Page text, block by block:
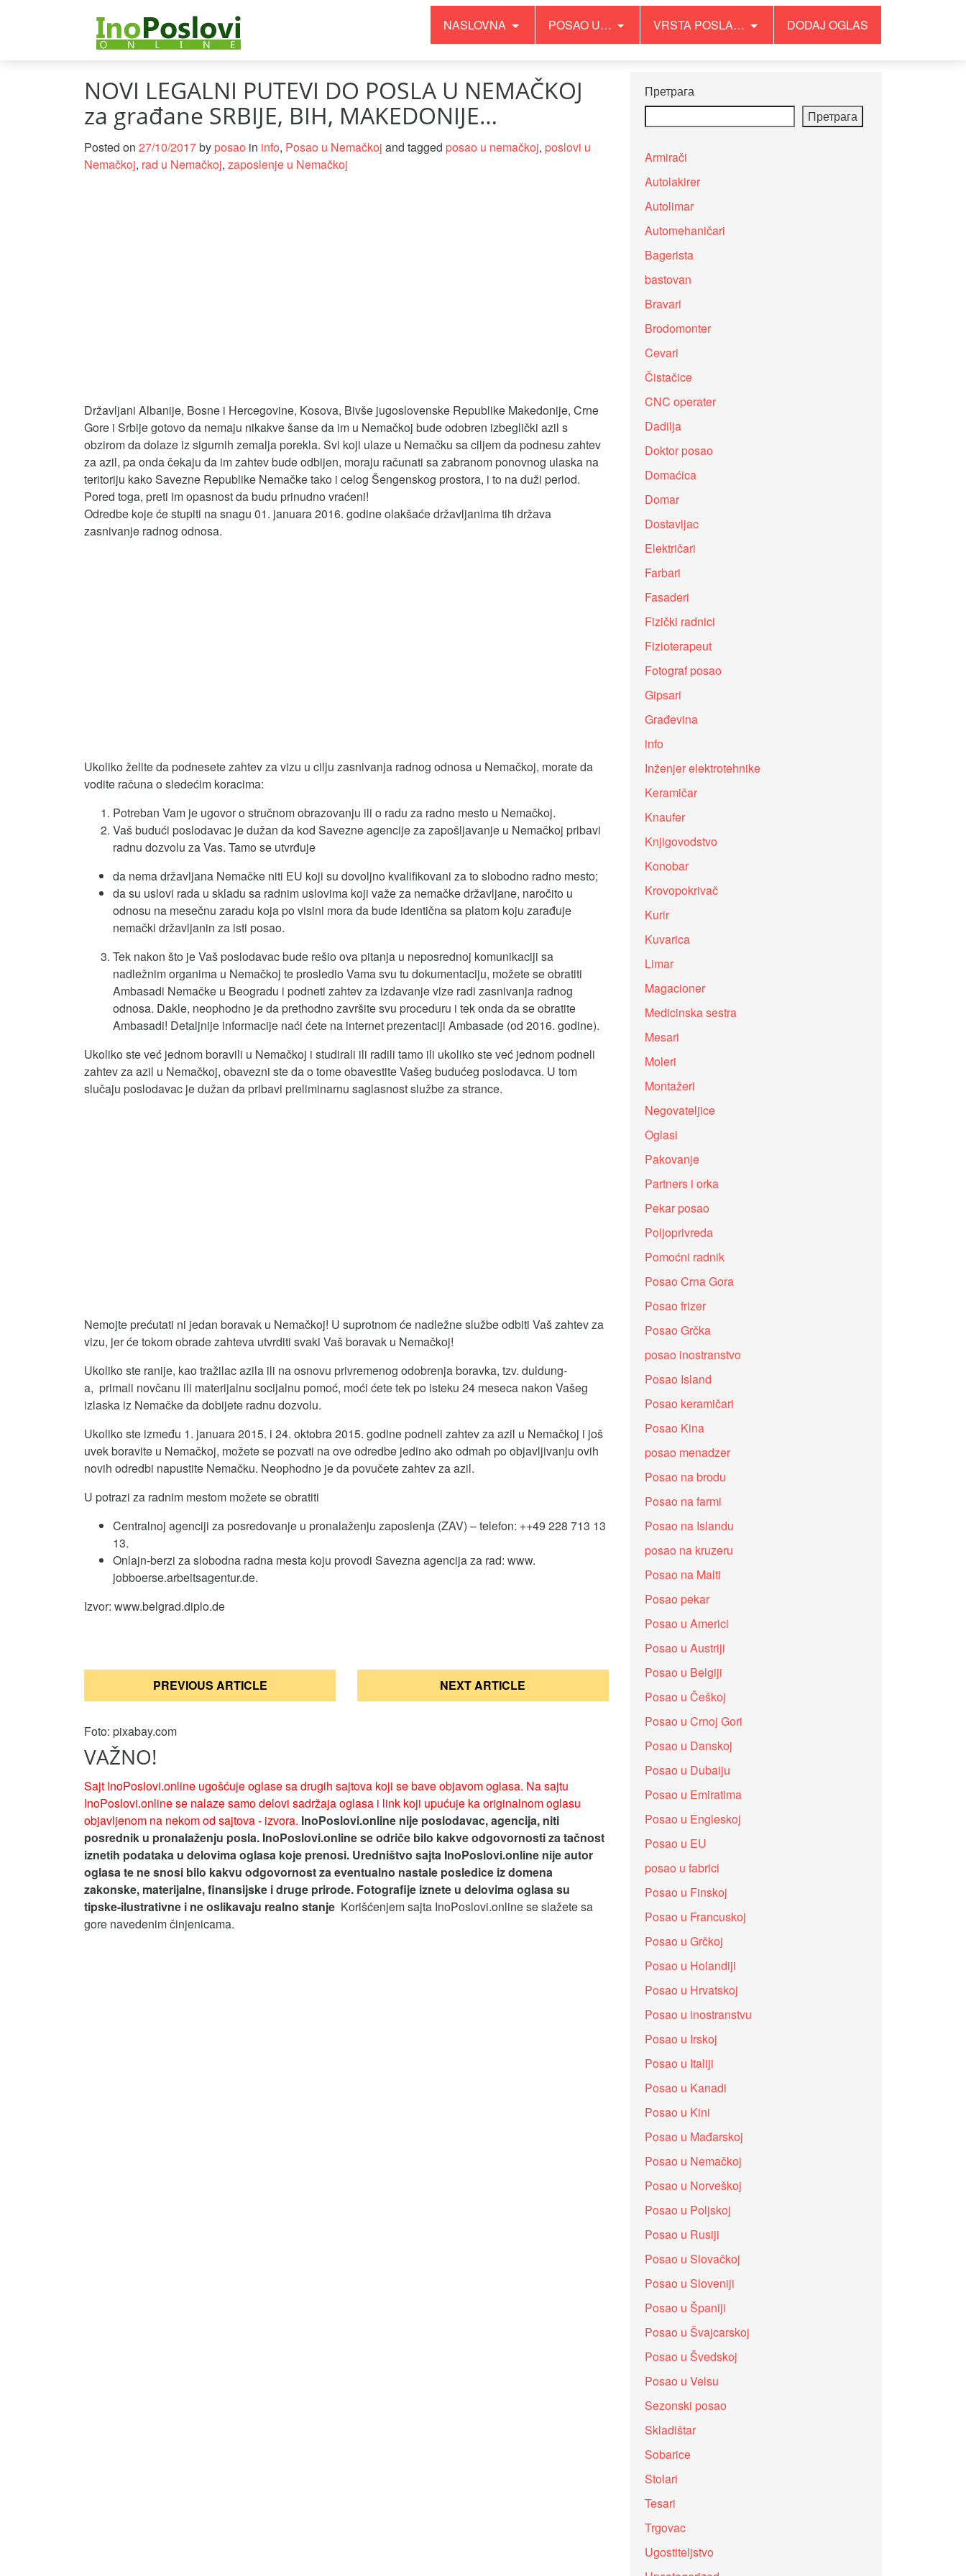
NASLOVNA POSAO U… VRSTA POSLA… DODAJ OGLAS
NOVI LEGALNI PUTEVI DO POSLA U NEMAČKOJ
za građane SRBIJE, BIH, MAKEDONIJE…
Posted on 27/10/2017by posao in info, Posao u Nemačkoj and tagged posao u nemačkoj, poslovi u
Nemačkoj, rad u Nemačkoj, zaposlenje u Nemačkoj
Državljani Albanije, Bosne i Hercegovine, Kosova, Bivše jugoslovenske Republike Makedonije, Crne
Gore i Srbije gotovo da nemaju nikakve šanse da im u Nemačkoj bude odobren izbeglički azil s
obzirom da dolaze iz sigurnih zemalja porekla. Svi koji ulaze u Nemačku sa ciljem da podnesu zahtev
za azil, pa onda čekaju da im zahtev bude odbijen, moraju računati sa zabranom ponovnog ulaska na
teritoriju kako Savezne Republike Nemačke tako i celog Šengenskog prostora, i to na duži period.
Pored toga, preti im opasnost da budu prinudno vraćeni!
Odredbe koje će stupiti na snagu 01. januara 2016. godine olakšaće državljanima tih država
zasnivanje radnog odnosa.
Ukoliko želite da podnesete zahtev za vizu u cilju zasnivanja radnog odnosa u Nemačkoj, morate da
vodite računa o sledećim koracima:
Potreban Vam je ugovor o stručnom obrazovanju ili o radu za radno mesto u Nemačkoj.
Vaš budući poslodavac je dužan da kod Savezne agencije za zapošljavanje u Nemačkoj pribavi
radnu dozvolu za Vas. Tamo se utvrđuje
da nema državljana Nemačke niti EU koji su dovoljno kvalifikovani za to slobodno radno mesto;
da su uslovi rada u skladu sa radnim uslovima koji važe za nemačke državljane, naročito u
odnosu na mesečnu zaradu koja po visini mora da bude identična sa platom koju zarađuje
nemački državljanin za isti posao.
Tek nakon što je Vaš poslodavac bude rešio ova pitanja u neposrednoj komunikaciji sa
nadležnim organima u Nemačkoj te prosledio Vama svu tu dokumentaciju, možete se obratiti
Ambasadi Nemačke u Beogradu i podneti zahtev za izdavanje vize radi zasnivanja radnog
odnosa. Dakle, neophodno je da prethodno završite svu proceduru i tek onda da se obratite
Ambasadi! Detaljnije informacije naći ćete na internet prezentaciji Ambasade (od 2016. godine).
Ukoliko ste već jednom boravili u Nemačkoj i studirali ili radili tamo ili ukoliko ste već jednom podneli
zahtev za azil u Nemačkoj, obavezni ste da o tome obavestite Vašeg budućeg poslodavca. U tom
slučaju poslodavac je dužan da pribavi preliminarnu saglasnost službe za strance.
Nemojte prećutati ni jedan boravak u Nemačkoj! U suprotnom će nadležne službe odbiti Vaš zahtev za
vizu, jer će tokom obrade zahteva utvrditi svaki Vaš boravak u Nemačkoj!
Ukoliko ste ranije, kao tražilac azila ili na osnovu privremenog odobrenja boravka, tzv. duldung-
a, primali novčanu ili materijalnu socijalnu pomoć, moći ćete tek po isteku 24 meseca nakon Vašeg
izlaska iz Nemačke da dobijete radnu dozvolu.
Ukoliko ste između 1. januara 2015. i 24. oktobra 2015. godine podneli zahtev za azil u Nemačkoj i još
uvek boravite u Nemačkoj, možete se pozvati na ove odredbe jedino ako odmah po objavljivanju ovih
novih odredbi napustite Nemačku. Neophodno je da povučete zahtev za azil.
U potrazi za radnim mestom možete se obratiti
Centralnoj agenciji za posredovanje u pronalaženju zaposlenja (ZAV) – telefon: ++49 228 713 13
13.
Onlajn-berzi za slobodna radna mesta koju provodi Savezna agencija za rad: www.
jobboerse.arbeitsagentur.de.
Izvor: www.belgrad.diplo.de
Кретање
PREVIOUS ARTICLE NEXT ARTICLE
Foto: pixabay.com
VAŽNO!
Sajt InoPoslovi.online ugošćuje oglase sa drugih sajtova koji se bave objavom oglasa. Na sajtu
InoPoslovi.online se nalaze samo delovi sadržaja oglasa i link koji upućuje ka originalnom oglasu
objavljenom na nekom od sajtova - izvora. InoPoslovi.online nije poslodavac, agencija, niti
posrednik u pronalaženju posla. InoPoslovi.online se odriče bilo kakve odgovornosti za tačnost
iznetih podataka u delovima oglasa koje prenosi. Uredništvo sajta InoPoslovi.online nije autor
oglasa te ne snosi bilo kakvu odgovornost za eventualno nastale posledice iz domena
zakonske, materijalne, finansijske i druge prirode. Fotografije iznete u delovima oglasa su
tipske-ilustrativne i ne oslikavaju realno stanje Korišćenjem sajta InoPoslovi.online se slažete sa
gore navedenim činjenicama.
Претрага
Претрага
Armirači
Autolakirer
Autolimar
Automehaničari
Bagerista
bastovan
Bravari
Brodomonter
Cevari
Čistačice
CNC operater
Dadilja
Doktor posao
Domaćica
Domar
Dostavljac
Električari
Farbari
Fasaderi
Fizički radnici
Fizioterapeut
Fotograf posao
Gipsari
Građevina
info
Inženjer elektrotehnike
Keramičar
Knaufer
Knjigovodstvo
Konobar
Krovopokrivač
Kurir
Kuvarica
Limar
Magacioner
Medicinska sestra
Mesari
Moleri
Montažeri
Negovateljice
Oglasi
Pakovanje
Partners i orka
Pekar posao
Poljoprivreda
Pomoćni radnik
Posao Crna Gora
Posao frizer
Posao Grčka
posao inostranstvo
Posao Island
Posao keramičari
Posao Kina
posao menadzer
Posao na brodu
Posao na farmi
Posao na Islandu
posao na kruzeru
Posao na Malti
Posao pekar
Posao u Americi
Posao u Austriji
Posao u Belgiji
Posao u Češkoj
Posao u Crnoj Gori
Posao u Danskoj
Posao u Dubaiju
Posao u Emiratima
Posao u Engleskoj
Posao u EU
posao u fabrici
Posao u Finskoj
Posao u Francuskoj
Posao u Grčkoj
Posao u Holandiji
Posao u Hrvatskoj
Posao u inostranstvu
Posao u Irskoj
Posao u Italiji
Posao u Kanadi
Posao u Kini
Posao u Mađarskoj
Posao u Nemačkoj
Posao u Norveškoj
Posao u Poljskoj
Posao u Rusiji
Posao u Slovačkoj
Posao u Sloveniji
Posao u Španiji
Posao u Švajcarskoj
Posao u Švedskoj
Posao u Velsu
Sezonski posao
Skladištar
Sobarice
Stolari
Tesari
Trgovac
Ugostiteljstvo